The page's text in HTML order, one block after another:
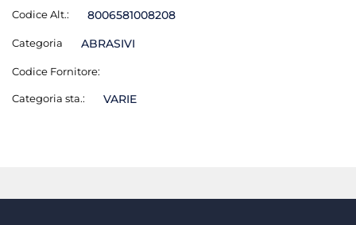
Codice Alt.: 8006581008208
Categoria ABRASIVI
Codice Fornitore:
Categoria sta.: VARIE